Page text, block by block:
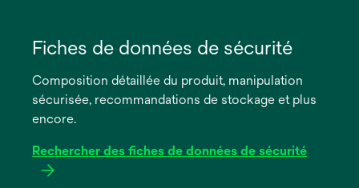
dans
nouvel
onglet
Fiches de données de sécurité
Composition détaillée du produit, manipulation
sécurisée, recommandations de stockage et plus
encore.
Rechercher des fiches de données de sécurité